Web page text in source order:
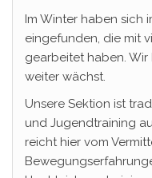
Im Winter haben sich
eingefunden, die mit
gearbeitet haben.
weiter wächst.
Unsere Sektion ist
und Jugendtraining
reicht hier vom